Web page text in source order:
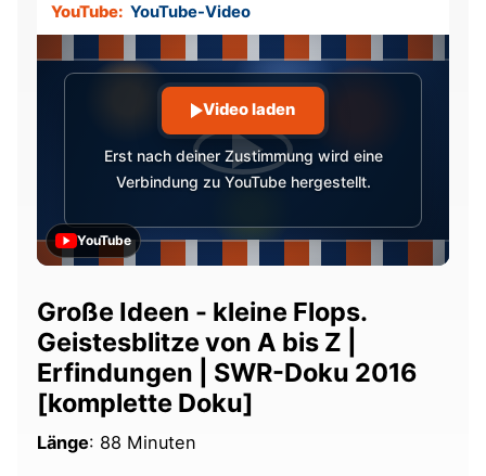
YouTube: YouTube-Video
YouTube
Video laden
Erst nach deiner Zustimmung wird eine
Verbindung zu YouTube hergestellt.
Große Ideen - kleine Flops.
Geistesblitze von A bis Z |
Erfindungen | SWR-Doku 2016
[komplette Doku]
Länge: 88 Minuten